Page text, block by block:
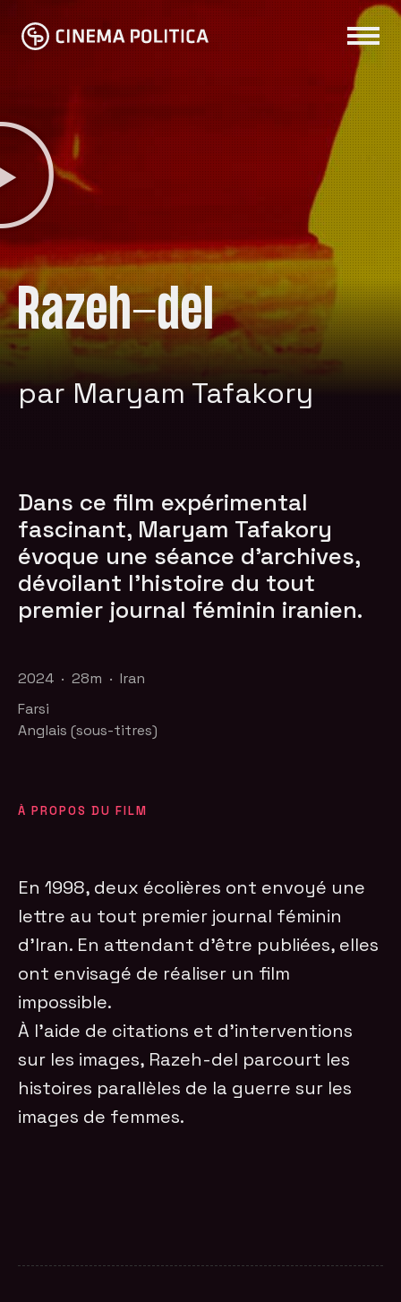
Razeh-del
par Maryam Tafakory
Dans ce film expérimental
fascinant, Maryam Tafakory
évoque une séance d'archives,
dévoilant l'histoire du tout
premier journal féminin iranien.
2024 · 28m · Iran
Farsi
Anglais (sous-titres)
À PROPOS DU FILM
En 1998, deux écolières ont envoyé une
lettre au tout premier journal féminin
d’Iran. En attendant d’être publiées, elles
ont envisagé de réaliser un film
impossible.
À l’aide de citations et d’interventions
sur les images, Razeh-del parcourt les
histoires parallèles de la guerre sur les
images de femmes.